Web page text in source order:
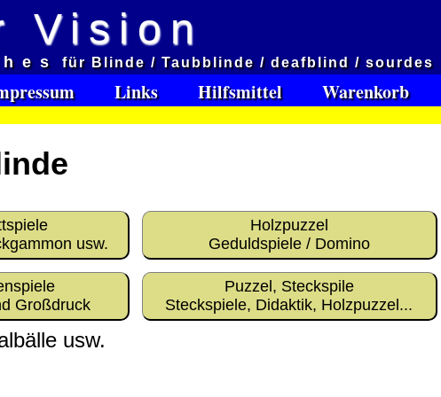
Vision
für Blinde / Taubblinde / deafblind / sourdes
Links Hilfsmittel Warenkorb
usw.
Holzpuzzel
Geduldspiele / Domino
Großdruck
Puzzel, Steckspile
Steckspiele, Didaktik, Holzpuzzel...
usw.
only
PayPal: 0.00 €
Vorkasse: 0.00 €
PayPal: 0.00 €
erhalten Sie per Email z.B. einen
und die Rechnung / Lieferschein. Sie erhalten also
.
2026
Wir